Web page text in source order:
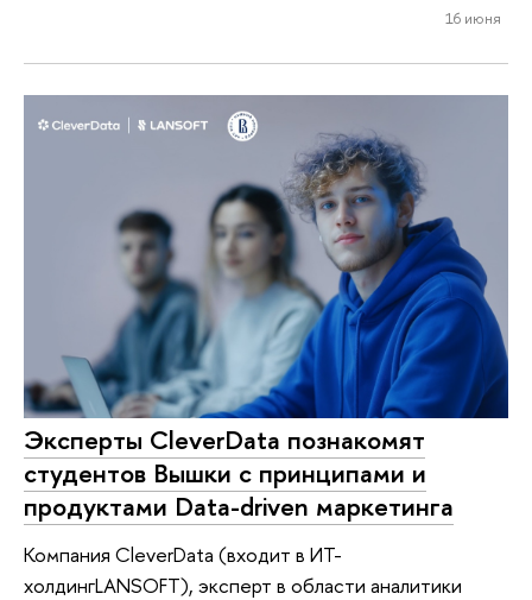
16 июня
Эксперты CleverData познакомят
студентов Вышки с принципами и
продуктами Data-driven маркетинга
Компания CleverData (входит в ИТ-
холдингLANSOFT), эксперт в области аналитики